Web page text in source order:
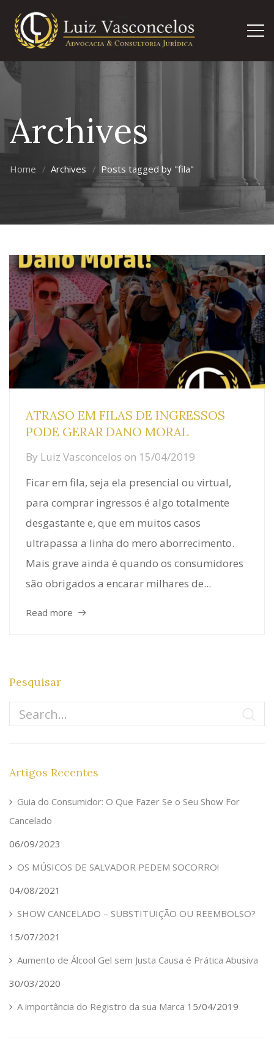
Archives
Home Archives Posts tagged by "fila"
ATRASO EM FILAS DE INGRESSOS
PODE GERAR DANO MORAL
By Luiz Vasconcelos on 15/04/2019
Ficar em fila, seja ela presencial ou virtual,
para comprar ingressos é algo totalmente
desgastante e, que em muitos casos
ultrapassa a linha do mero aborrecimento.
Mais grave ainda é quando os consumidores
são obrigados a encarar milhares de...
Read more
Pesquisar
Artigos Recentes
Guia do Consumidor: O Que Fazer Se o Seu Show For
Cancelado
06/09/2023
OS MÚSICOS DE SALVADOR PEDEM SOCORRO!
04/08/2021
SHOW CANCELADO – SUBSTITUIÇÃO OU REEMBOLSO?
15/07/2021
Aumento de Álcool Gel sem Justa Causa é Prática Abusiva
30/03/2020
A importância do Registro da sua Marca 15/04/2019